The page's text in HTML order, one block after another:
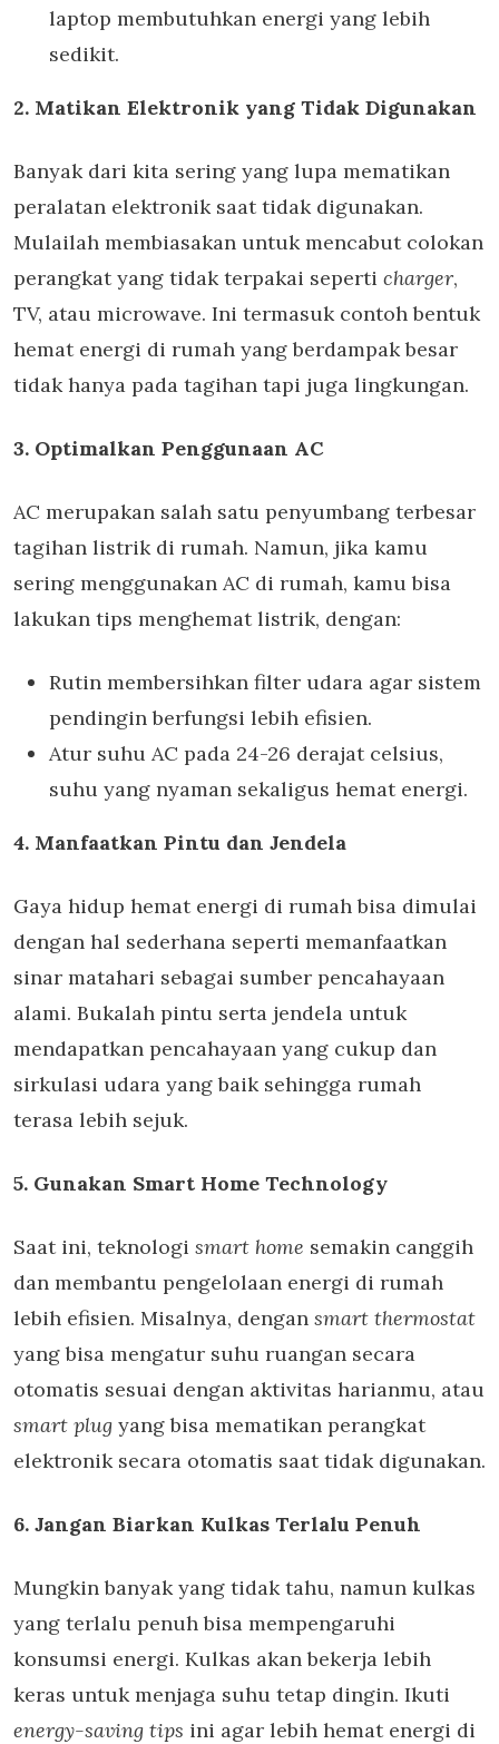
laptop membutuhkan energi yang lebih
sedikit.
2. Matikan Elektronik yang Tidak Digunakan
Banyak dari kita sering yang lupa mematikan
peralatan elektronik saat tidak digunakan.
Mulailah membiasakan untuk mencabut colokan
perangkat yang tidak terpakai seperti charger,
TV, atau microwave. Ini termasuk contoh bentuk
hemat energi di rumah yang berdampak besar
tidak hanya pada tagihan tapi juga lingkungan.
3. Optimalkan Penggunaan AC
AC merupakan salah satu penyumbang terbesar
tagihan listrik di rumah. Namun, jika kamu
sering menggunakan AC di rumah, kamu bisa
lakukan tips menghemat listrik, dengan:
Rutin membersihkan filter udara agar sistem
pendingin berfungsi lebih efisien.
Atur suhu AC pada 24-26 derajat celsius,
suhu yang nyaman sekaligus hemat energi.
4. Manfaatkan Pintu dan Jendela
Gaya hidup hemat energi di rumah bisa dimulai
dengan hal sederhana seperti memanfaatkan
sinar matahari sebagai sumber pencahayaan
alami. Bukalah pintu serta jendela untuk
mendapatkan pencahayaan yang cukup dan
sirkulasi udara yang baik sehingga rumah
terasa lebih sejuk.
5. Gunakan Smart Home Technology
Saat ini, teknologi smart home semakin canggih
dan membantu pengelolaan energi di rumah
lebih efisien. Misalnya, dengan smart thermostat
yang bisa mengatur suhu ruangan secara
otomatis sesuai dengan aktivitas harianmu, atau
smart plug yang bisa mematikan perangkat
elektronik secara otomatis saat tidak digunakan.
6. Jangan Biarkan Kulkas Terlalu Penuh
Mungkin banyak yang tidak tahu, namun kulkas
yang terlalu penuh bisa mempengaruhi
konsumsi energi. Kulkas akan bekerja lebih
keras untuk menjaga suhu tetap dingin. Ikuti
energy-saving tips ini agar lebih hemat energi di